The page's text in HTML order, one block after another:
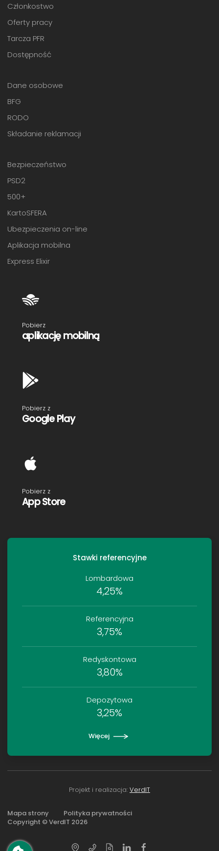
Członkostwo
Oferty pracy
Tarcza PFR
Dostępność
Dane osobowe
BFG
RODO
Składanie reklamacji
Bezpieczeństwo
PSD2
500+
KartoSFERA
Ubezpieczenia on-line
Aplikacja mobilna
Express Elixir
Pobierz
aplikację mobilną
Pobierz z
Google Play
Pobierz z
App Store
Stawki referencyjne
Lombardowa
4,25%
Referencyjna
3,75%
Redyskontowa
3,80%
Depozytowa
3,25%
Więcej
Projekt i realizacja: VerdIT
Mapa strony
Polityka prywatności
Copyright © VerdIT 2026